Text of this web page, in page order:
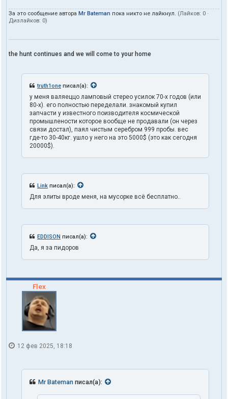
За это сообщение автора Mr Bateman пока никто не лайкнул. (Лайков: 0 ·
Дизлайков: 0)
the hunt continues and we will come to your home
truth1one писал(а):
у меня валяеццо ламповый стерео усилок 70-х годов (или
80-х). его полностью переделали. знакомый купил
запчасти у известного поизводителя космической
промышлености которое вообще не продавали (он через
связи достал), паял чистым серебром 999 пробы. вес
где-то 30-40кг. ушло у него на это 5000$ (это как сегодня
20000$).
Link писал(а):
Для элиты вроде меня, на мусорке всё бесплатно..
EDDISON писал(а):
Да, я за пидоров
Flex
12 фев 2025, 18:18
Mr Bateman писал(а):